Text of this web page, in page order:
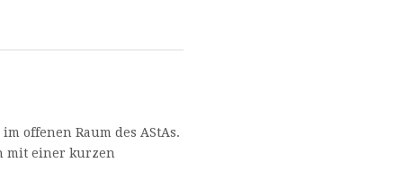
offenen Raum des AStAs.
mit einer kurzen